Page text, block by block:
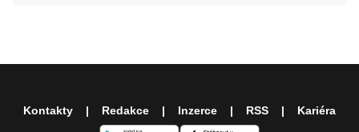
Kontakty Redakce Inzerce RSS Kariéra